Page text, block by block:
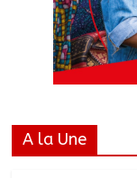
A la Une